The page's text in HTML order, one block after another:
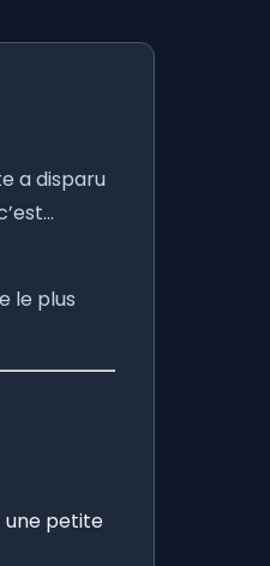
a disparu
le plus
une petite